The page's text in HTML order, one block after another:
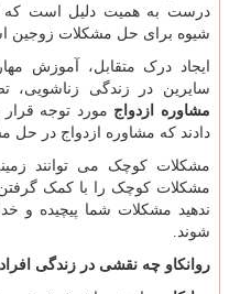
درست به همیت دلیل است که
شیوه برای حل مشکلات زوجین
ایجاد درک متقابل، آموزش
سایرین در زندگی زناشویی،
مشاوره ازدواج مورد توجه
دادند که مشاوره ازدواج در
مشکلات کوچک می توانند
مشکلات کوچک را با کمک گرفتن
ندهید مشکلات شما پیچیده و
شوند.
روانکاو چه نقشی در زندگی